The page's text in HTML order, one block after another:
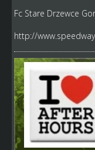
Fc Stare Drzewce
http://